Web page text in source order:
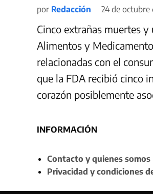
por Redacción 24 de octubre
Cinco extrañas muertes
Alimentos y
relacionadas con el
que la FDA recibió cinco
corazón posiblemente
INFORMACIÓN
Contacto y quienes somos
Privacidad y condiciones